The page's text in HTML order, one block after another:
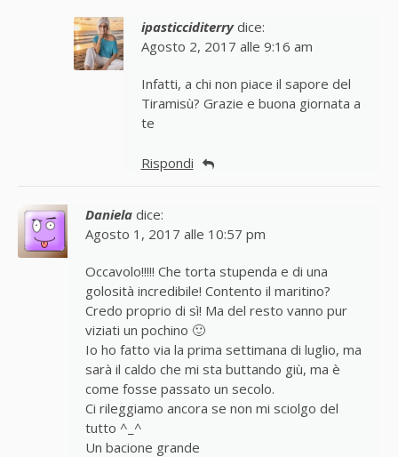
ipasticciditerry dice:
Agosto 2, 2017 alle 9:16 am
Infatti, a chi non piace il sapore del
Tiramisù? Grazie e buona giornata a
te
Rispondi
Daniela dice:
Agosto 1, 2017 alle 10:57 pm
Occavolo!!!!! Che torta stupenda e di una
golosità incredibile! Contento il maritino?
Credo proprio di sì! Ma del resto vanno pur
viziati un pochino 🙂
Io ho fatto via la prima settimana di luglio, ma
sarà il caldo che mi sta buttando giù, ma è
come fosse passato un secolo.
Ci rileggiamo ancora se non mi sciolgo del
tutto ^_^
Un bacione grande